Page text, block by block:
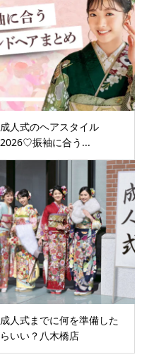
成人式のヘアスタイル
2026♡振袖に合う...
成人式までに何を準備した
らいい？八木橋店